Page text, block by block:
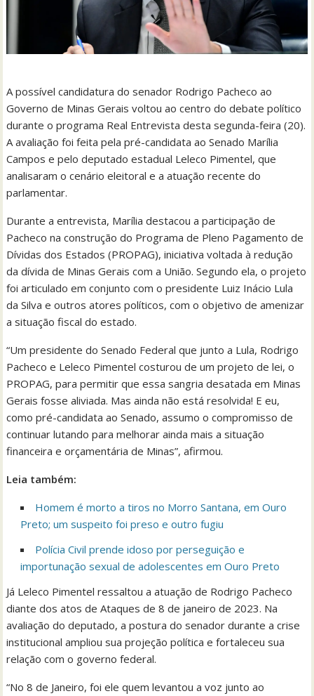
A possível candidatura do senador Rodrigo Pacheco ao
Governo de Minas Gerais voltou ao centro do debate político
durante o programa Real Entrevista desta segunda-feira (20).
A avaliação foi feita pela pré-candidata ao Senado Marília
Campos e pelo deputado estadual Leleco Pimentel, que
analisaram o cenário eleitoral e a atuação recente do
parlamentar.
Durante a entrevista, Marília destacou a participação de
Pacheco na construção do Programa de Pleno Pagamento de
Dívidas dos Estados (PROPAG), iniciativa voltada à redução
da dívida de Minas Gerais com a União. Segundo ela, o projeto
foi articulado em conjunto com o presidente Luiz Inácio Lula
da Silva e outros atores políticos, com o objetivo de amenizar
a situação fiscal do estado.
“Um presidente do Senado Federal que junto a Lula, Rodrigo
Pacheco e Leleco Pimentel costurou de um projeto de lei, o
PROPAG, para permitir que essa sangria desatada em Minas
Gerais fosse aliviada. Mas ainda não está resolvida! E eu,
como pré-candidata ao Senado, assumo o compromisso de
continuar lutando para melhorar ainda mais a situação
financeira e orçamentária de Minas”, afirmou.
Leia também:
Homem é morto a tiros no Morro Santana, em Ouro
Preto; um suspeito foi preso e outro fugiu
Polícia Civil prende idoso por perseguição e
importunação sexual de adolescentes em Ouro Preto
Já Leleco Pimentel ressaltou a atuação de Rodrigo Pacheco
diante dos atos de Ataques de 8 de janeiro de 2023. Na
avaliação do deputado, a postura do senador durante a crise
institucional ampliou sua projeção política e fortaleceu sua
relação com o governo federal.
“No 8 de Janeiro, foi ele quem levantou a voz junto ao